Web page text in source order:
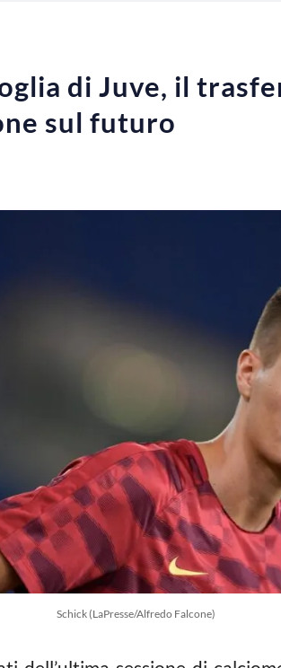
di Juve, il
sul futuro
Schick (LaPresse/Alfredo Falcone)